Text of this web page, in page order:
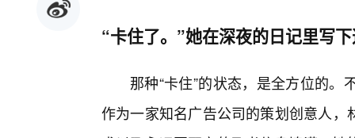
“卡住了。”她在深夜的日记里写
那种“卡住”的状态，是全方位的
作为一家知名广告公司的策划创意人